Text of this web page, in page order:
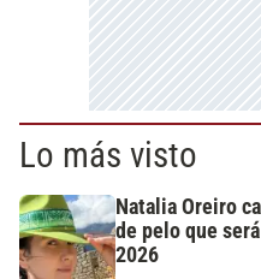
Lo más visto
Natalia Oreiro
de pelo que
2026